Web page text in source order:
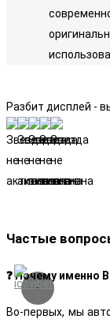
Разбит дисплей -
Частые
❓ Почему именно
Во-первых, мы